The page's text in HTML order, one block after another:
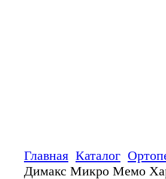
Главная Каталог
Димакс Микро Мемо